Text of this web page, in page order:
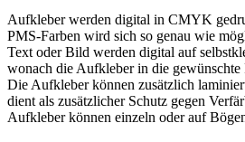
Aufkleber werden digital in CMYK
PMS-Farben wird sich so genau wie
Text oder Bild werden digital auf
wonach die Aufkleber in die gewünschte
Die Aufkleber können zusätzlich
dient als zusätzlicher Schutz gegen
Aufkleber können einzeln oder auf